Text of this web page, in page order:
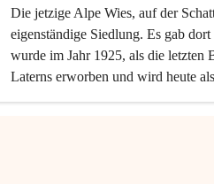
Die jetzige Alpe Wies, auf der
eigenständige Siedlung. Es gab
wurde im Jahr 1925, als die letzten
Laterns erworben und wird heute